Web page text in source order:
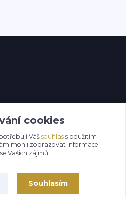
cookies
Váš souhlass použitím
mohli zobrazovat informace
Vašich zájmů.
Souhlasím